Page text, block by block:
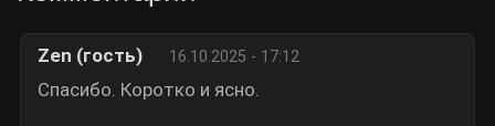
Zen (гость) 16.10.2025 - 17:12
Спасибо. Коротко и ясно.